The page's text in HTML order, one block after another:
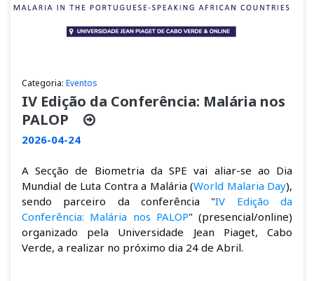
Categoria: Eventos
IV Edição da Conferência: Malária nos
PALOP
2026-04-24
A Secção de Biometria da SPE vai aliar-se ao Dia
Mundial de Luta Contra a Malária (World Malaria Day),
sendo parceiro da conferência "IV Edição da
Conferência: Malária nos PALOP" (presencial/online)
organizado pela Universidade Jean Piaget, Cabo
Verde, a realizar no próximo dia 24 de Abril.